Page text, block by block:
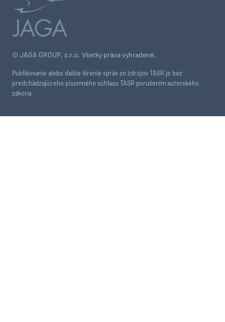
© JAGA GROUP, s.r.o. Všetky práva vyhradené.
Publikovanie alebo ďalšie šírenie správ zo zdrojov TASR je bez
predchádzajúceho písomného súhlasu TASR porušením autorského
zákona.